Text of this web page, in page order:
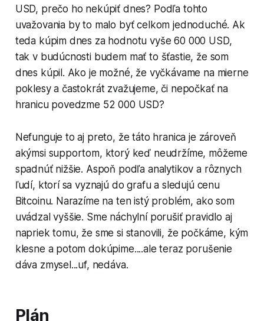
USD, prečo ho nekúpiť dnes? Podľa tohto
uvažovania by to malo byť celkom jednoduché. Ak
teda kúpim dnes za hodnotu vyše 60 000 USD,
tak v budúcnosti budem mať to šťastie, že som
dnes kúpil. Ako je možné, že vyčkávame na mierne
poklesy a častokrát zvažujeme, či nepočkať na
hranicu povedzme 52 000 USD?
Nefunguje to aj preto, že táto hranica je zároveň
akýmsi supportom, ktorý keď neudržíme, môžeme
spadnúť nižšie. Aspoň podľa analytikov a rôznych
ľudí, ktorí sa vyznajú do grafu a sledujú cenu
Bitcoinu. Narazíme na ten istý problém, ako som
uvádzal vyššie. Sme náchylní porušiť pravidlo aj
napriek tomu, že sme si stanovili, že počkáme, kým
klesne a potom dokúpime....ale teraz porušenie
dáva zmysel...uf, nedáva.
Plán